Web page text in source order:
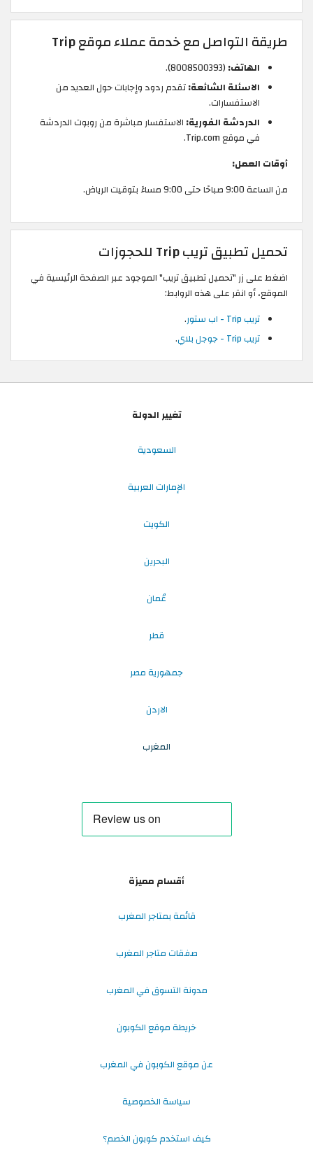
طريقة التواصل مع خدمة عملاء موقع Trip
الهاتف: (8008500393).
الاسئلة الشائعة:تقدم ردود وإجابات حول العديد من
الاستفسارات.
الدردشة الفورية: الاستفسار مباشرة من روبوت الدردشة
في موقع Trip.com.
أوقات العمل:
من الساعة 9:00 صباحًا حتى 9:00 مساءً بتوقيت الرياض.
تحميل تطبيق تريب Trip للحجوزات
اضغط على زر "تحميل تطبيق تريب" الموجود عبر الصفحة الرئيسية في
الموقع، أو انقر على هذه الروابط:
تريب Trip - اب ستور
.
تريب Trip - جوجل بلاي
.
تغيير الدولة
السعودية
الإمارات العربية
الكويت
البحرين
عُمان
قطر
جمهورية مصر
الاردن
المغرب
أقسام مميزة
قائمة بمتاجر المغرب
صفقات متاجر المغرب
مدونة التسوق في المغرب
خريطة موقع الكوبون
عن موقع الكوبون في المغرب
سياسة الخصوصية
كيف استخدم كوبون الخصم؟